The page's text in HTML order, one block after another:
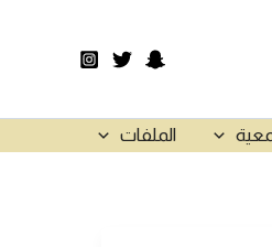
الملفات